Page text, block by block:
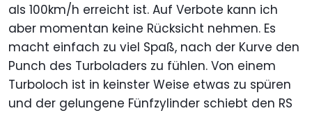
als 100km/h erreicht ist. Auf Verbote kann ich
aber momentan keine Rücksicht nehmen. Es
macht einfach zu viel Spaß, nach der Kurve den
Punch des Turboladers zu fühlen. Von einem
Turboloch ist in keinster Weise etwas zu spüren
und der gelungene Fünfzylinder schiebt den RS